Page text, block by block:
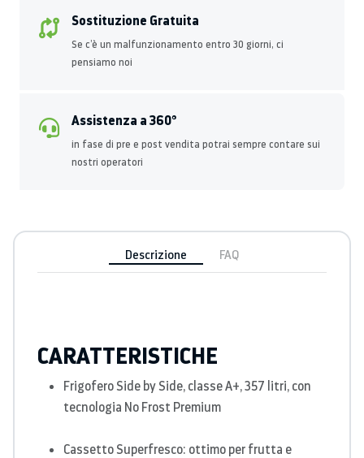
Sostituzione Gratuita
Se c’è un malfunzionamento entro 30 giorni, ci
pensiamo noi
Assistenza a 360°
in fase di pre e post vendita potrai sempre contare sui
nostri operatori
Descrizione FAQ
CARATTERISTICHE
Frigofero Side by Side, classe A+, 357 litri, con
tecnologia No Frost Premium
Cassetto Superfresco: ottimo per frutta e